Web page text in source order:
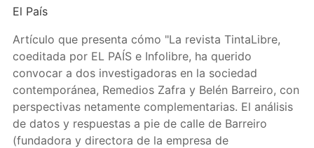
El País
Artículo que presenta cómo "La revista TintaLibre,
coeditada por EL PAÍS e Infolibre, ha querido
convocar a dos investigadoras en la sociedad
contemporánea, Remedios Zafra y Belén Barreiro, con
perspectivas netamente complementarias. El análisis
de datos y respuestas a pie de calle de Barreiro
(fundadora y directora de la empresa de